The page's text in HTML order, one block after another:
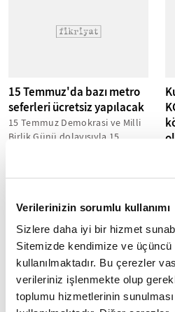
Verilerinizin sorumlu kullanımı
Sizlere daha iyi bir hizmet
Sitemizde kendimize ve
kullanılmaktadır. Bu çerezler
verileriniz işlenmekte olup
toplumu hizmetlerinin
15 Temmuz'da bazı metro
seferleri ücretsiz yapılacak
15 Temmuz Demokrasi ve Milli
Birlik Günü dolayısıyla 15
seferleri...